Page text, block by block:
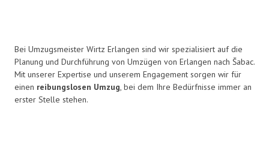
Bei Umzugsmeister Wirtz Erlangen sind wir spezialisiert auf die
Planung und Durchführung von Umzügen von Erlangen nach Šabac.
Mit unserer Expertise und unserem Engagement sorgen wir für
einen reibungslosen Umzug, bei dem Ihre Bedürfnisse immer an
erster Stelle stehen.